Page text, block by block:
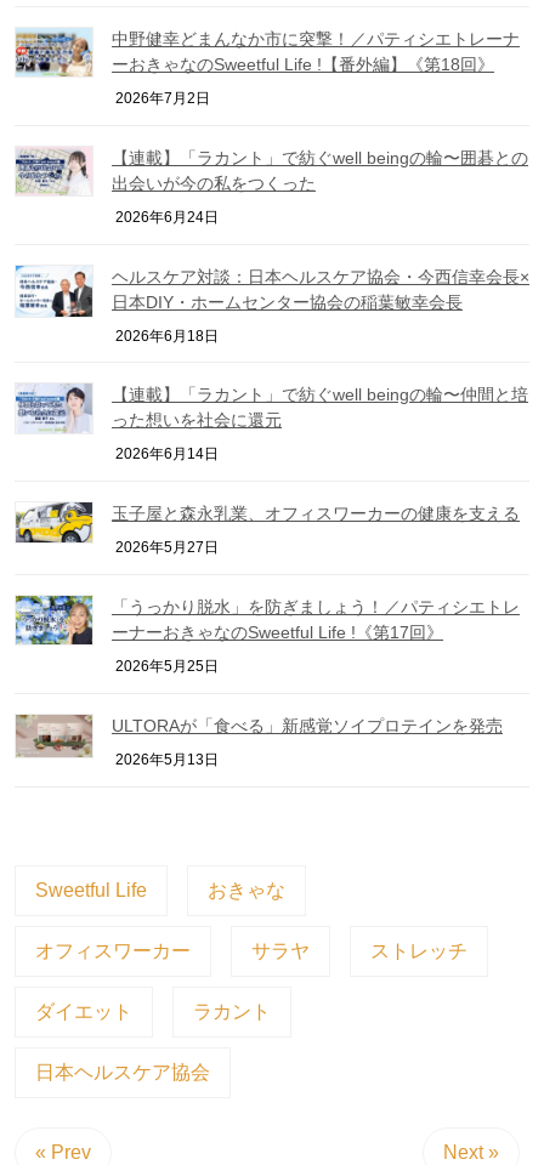
中野健幸どまんなか市に突撃！／パティシエトレーナ
ーおきゃなのSweetful Life !【番外編】《第18回》
2026年7月2日
【連載】「ラカント」で紡ぐwell beingの輪〜囲碁との
出会いが今の私をつくった
2026年6月24日
ヘルスケア対談：日本ヘルスケア協会・今西信幸会長×
日本DIY・ホームセンター協会の稲葉敏幸会長
2026年6月18日
【連載】「ラカント」で紡ぐwell beingの輪〜仲間と培
った想いを社会に還元
2026年6月14日
玉子屋と森永乳業、オフィスワーカーの健康を支える
2026年5月27日
「うっかり脱水」を防ぎましょう！／パティシエトレ
ーナーおきゃなのSweetful Life !《第17回》
2026年5月25日
ULTORAが「食べる」新感覚ソイプロテインを発売
2026年5月13日
Sweetful Life おきゃな
オフィスワーカー サラヤ ストレッチ
ダイエット ラカント
日本ヘルスケア協会
« Prev Next »